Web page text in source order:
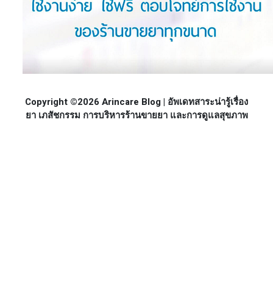
Copyright ©2026 Arincare Blog | อัพเดทสาระน่ารู้เรื่อง
ยา เภสัชกรรม การบริหารร้านขายยา และการดูแลสุขภาพ